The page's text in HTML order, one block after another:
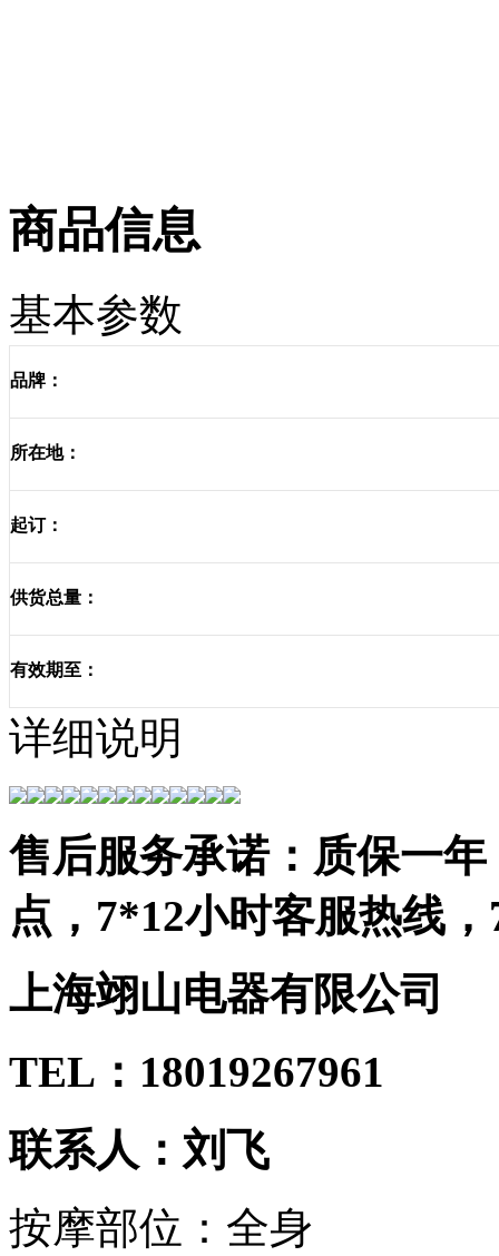
商品信息
基本参数
品牌：
所在地：
起订：
供货总量：
有效期至：
详细说明
售后服务承诺：质保一
点，7*12小时客服热线
上海翊山电器有限公司
TEL：18019267961
联系人：刘飞
按摩部位：全身